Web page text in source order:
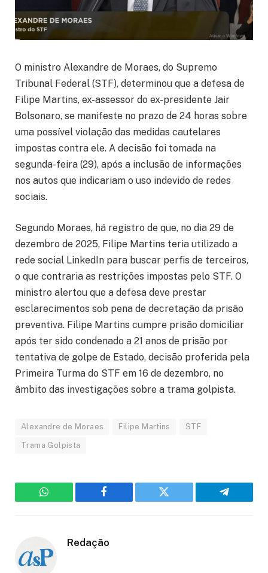
O ministro Alexandre de Moraes, do Supremo
Tribunal Federal (STF), determinou que a defesa de
Filipe Martins, ex-assessor do ex-presidente Jair
Bolsonaro, se manifeste no prazo de 24 horas sobre
uma possível violação das medidas cautelares
impostas contra ele. A decisão foi tomada na
segunda-feira (29), após a inclusão de informações
nos autos que indicariam o uso indevido de redes
sociais.
Segundo Moraes, há registro de que, no dia 29 de
dezembro de 2025, Filipe Martins teria utilizado a
rede social LinkedIn para buscar perfis de terceiros,
o que contraria as restrições impostas pelo STF. O
ministro alertou que a defesa deve prestar
esclarecimentos sob pena de decretação da prisão
preventiva. Filipe Martins cumpre prisão domiciliar
após ter sido condenado a 21 anos de prisão por
tentativa de golpe de Estado, decisão proferida pela
Primeira Turma do STF em 16 de dezembro, no
âmbito das investigações sobre a trama golpista.
Alexandre de Moraes Filipe Martins STF
Trama Golpista
WhatsApp Facebook Twitter Telegram
Redação